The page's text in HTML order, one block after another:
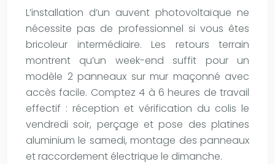
L’installation d’un auvent photovoltaïque ne
nécessite pas de professionnel si vous êtes
bricoleur intermédiaire. Les retours terrain
montrent qu’un week-end suffit pour un
modèle 2 panneaux sur mur maçonné avec
accès facile. Comptez 4 à 6 heures de travail
effectif : réception et vérification du colis le
vendredi soir, perçage et pose des platines
aluminium le samedi, montage des panneaux
et raccordement électrique le dimanche.